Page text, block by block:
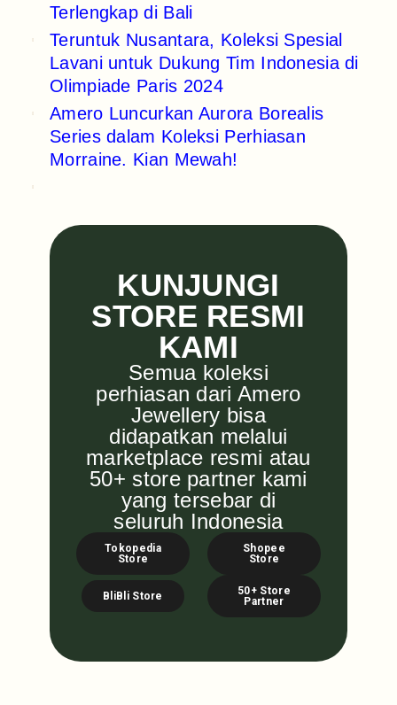
Terlengkap di Bali
Teruntuk Nusantara, Koleksi Spesial
Lavani untuk Dukung Tim Indonesia di
Olimpiade Paris 2024
Amero Luncurkan Aurora Borealis
Series dalam Koleksi Perhiasan
Morraine. Kian Mewah!
KUNJUNGI
STORE RESMI
KAMI
Semua koleksi
perhiasan dari Amero
Jewellery bisa
didapatkan melalui
marketplace resmi atau
50+ store partner kami
yang tersebar di
seluruh Indonesia
BliBli Store
50+ Store
Partner
Tokopedia
Store
Shopee
Store